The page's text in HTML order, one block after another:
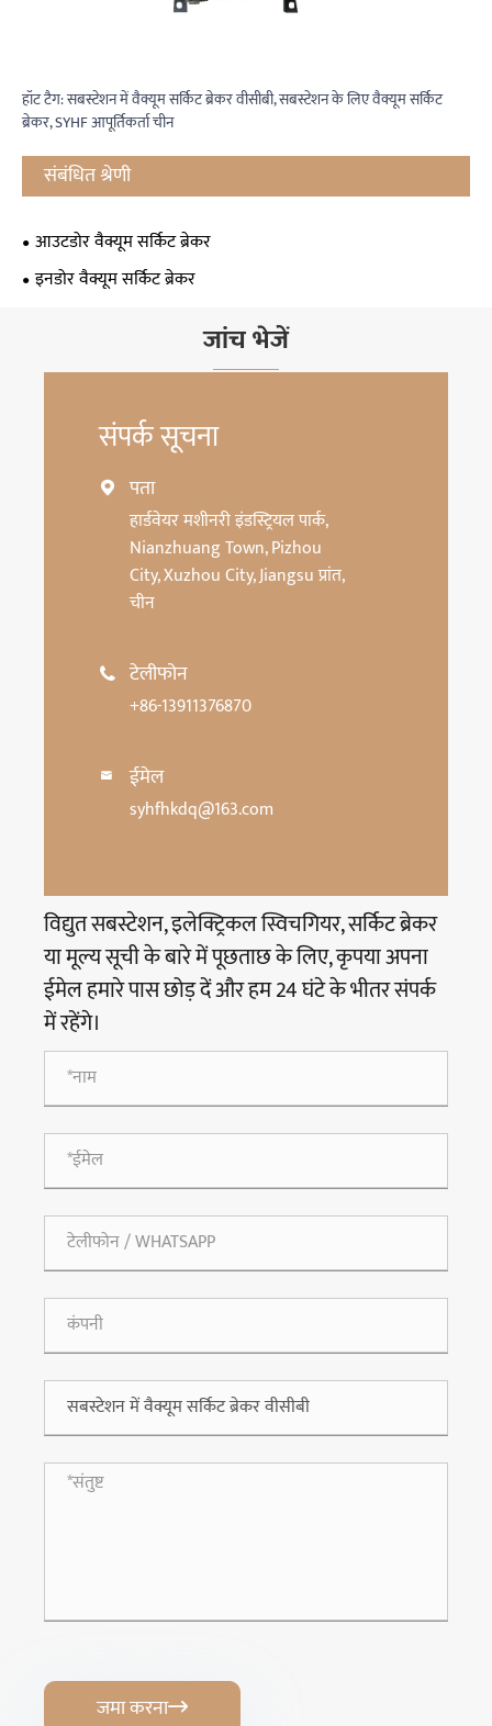
हॉट टैग: सबस्टेशन में वैक्यूम सर्किट ब्रेकर वीसीबी, सबस्टेशन के लिए वैक्यूम सर्किट
ब्रेकर, SYHF आपूर्तिकर्ता चीन
संबंधित श्रेणी
आउटडोर वैक्यूम सर्किट ब्रेकर
इनडोर वैक्यूम सर्किट ब्रेकर
जांच भेजें
संपर्क सूचना
 पता
हार्डवेयर मशीनरी इंडस्ट्रियल पार्क,
Nianzhuang Town, Pizhou
City, Xuzhou City, Jiangsu प्रांत,
चीन
 टेलीफोन
+86-13911376870
 ईमेल
syhfhkdq@163.com
विद्युत सबस्टेशन, इलेक्ट्रिकल स्विचगियर, सर्किट ब्रेकर
या मूल्य सूची के बारे में पूछताछ के लिए, कृपया अपना
ईमेल हमारे पास छोड़ दें और हम 24 घंटे के भीतर संपर्क
में रहेंगे।
जमा करना